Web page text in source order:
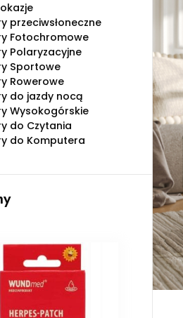
przeciwsłoneczne
Fotochromowe
Polaryzacyjne
Sportowe
Rowerowe
do jazdy nocą
Wysokogórskie
do Czytania
do Komputera